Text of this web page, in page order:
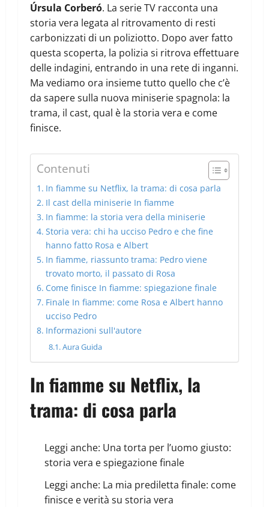
Úrsula Corberó. La serie TV racconta una
storia vera legata al ritrovamento di resti
carbonizzati di un poliziotto. Dopo aver fatto
questa scoperta, la polizia si ritrova effettuare
delle indagini, entrando in una rete di inganni.
Ma vediamo ora insieme tutto quello che c’è
da sapere sulla nuova miniserie spagnola: la
trama, il cast, qual è la storia vera e come
finisce.
Contenuti
In fiamme su Netflix, la trama: di cosa parla
Il cast della miniserie In fiamme
In fiamme: la storia vera della miniserie
Storia vera: chi ha ucciso Pedro e che fine
hanno fatto Rosa e Albert
In fiamme, riassunto trama: Pedro viene
trovato morto, il passato di Rosa
Come finisce In fiamme: spiegazione finale
Finale In fiamme: come Rosa e Albert hanno
ucciso Pedro
Informazioni sull'autore
Aura Guida
In fiamme su Netflix, la
trama: di cosa parla
Leggi anche: Una torta per l’uomo giusto:
storia vera e spiegazione finale
Leggi anche: La mia prediletta finale: come
finisce e verità su storia vera